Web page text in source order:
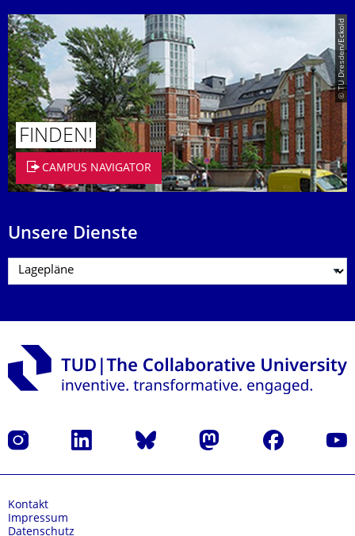
© TU Dresden/Eckold
FINDEN!
CAMPUS NAVIGATOR
Unsere Dienste
Instagram LinkedIn Bluesky Mastodon Facebook
Kontakt
Impressum
Datenschutz